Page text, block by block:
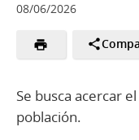
08/06/2026
Se busca acercar
población.